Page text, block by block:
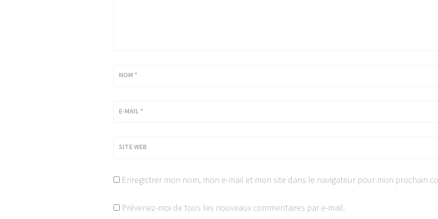
NOM *
E-MAIL *
SITE WEB
Enregistrer mon nom, mon e-mail et mon site dans le navigateur pour mon prochain
Prévenez-moi de tous les nouveaux commentaires par e-mail.